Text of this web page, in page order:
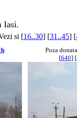
Iasi.
si [16..30] [31..45] [
Poza
[640] [